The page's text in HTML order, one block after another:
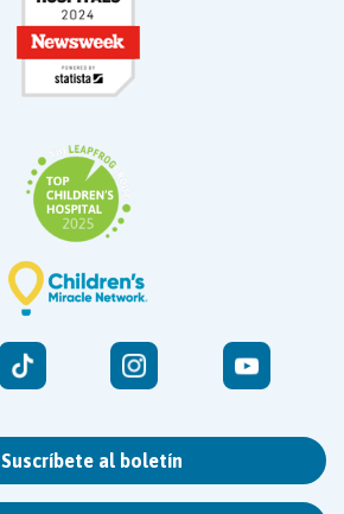
Suscríbete al boletín